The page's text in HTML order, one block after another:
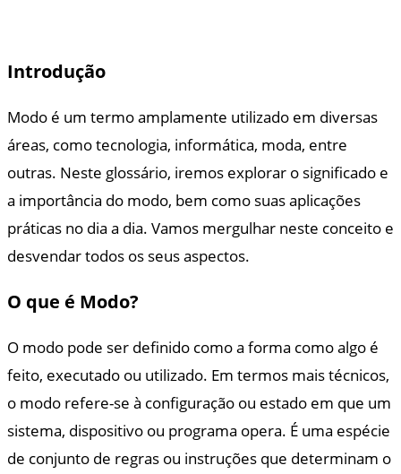
Introdução
Modo é um termo amplamente utilizado em diversas
áreas, como tecnologia, informática, moda, entre
outras. Neste glossário, iremos explorar o significado e
a importância do modo, bem como suas aplicações
práticas no dia a dia. Vamos mergulhar neste conceito e
desvendar todos os seus aspectos.
O que é Modo?
O modo pode ser definido como a forma como algo é
feito, executado ou utilizado. Em termos mais técnicos,
o modo refere-se à configuração ou estado em que um
sistema, dispositivo ou programa opera. É uma espécie
de conjunto de regras ou instruções que determinam o